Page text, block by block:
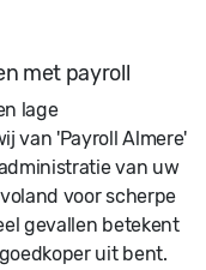
met payroll
lage
van 'Payroll Almere'
van uw
voor scherpe
gevallen betekent
uit bent.